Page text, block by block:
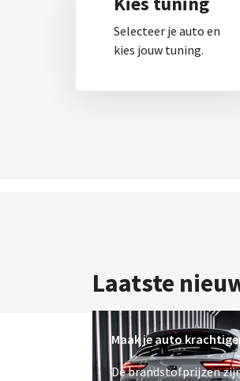
Selecteer je auto en
kies jouw tuning.
Laatste
Maak je auto
De brandstofprijzen